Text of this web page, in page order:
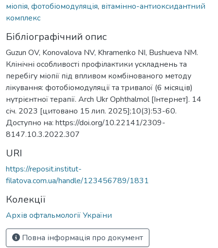
міопія, фотобіомодуляція, вітамінно-антиоксидантний
комплекс
Бібліографічний опис
Guzun OV, Konovalova NV, Khramenko NI, Bushueva NM.
Клінічні особливості профілактики ускладнень та
перебігу міопії під впливом комбінованого методу
лікування: фотобіомодуляції та тривалої (6 місяців)
нутрієнтної терапії. Arch Ukr Ophthalmol [Інтернет]. 14
січ. 2023 [цитовано 15 лип. 2025];10(3):53-60.
Доступно на: https://doi.org/10.22141/2309-
8147.10.3.2022.307
URI
https://reposit.institut-
filatova.com.ua/handle/123456789/1831
Колекції
Архів офтальмології України
Повна інформація про документ